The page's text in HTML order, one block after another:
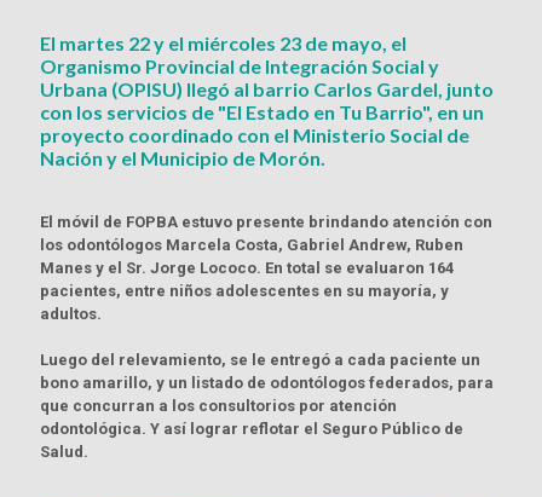
El martes 22 y el miércoles 23 de mayo, el
Organismo Provincial de Integración Social y
Urbana (OPISU) llegó al barrio Carlos Gardel, junto
con los servicios de "El Estado en Tu Barrio", en un
proyecto coordinado con el Ministerio Social de
Nación y el Municipio de Morón.
El móvil de FOPBA estuvo presente brindando atención con
los odontólogos Marcela Costa, Gabriel Andrew, Ruben
Manes y el Sr. Jorge Lococo. En total se evaluaron 164
pacientes, entre niños adolescentes en su mayoría, y
adultos.
Luego del relevamiento, se le entregó a cada paciente un
bono amarillo, y un listado de odontólogos federados, para
que concurran a los consultorios por atención
odontológica. Y así lograr reflotar el Seguro Público de
Salud.